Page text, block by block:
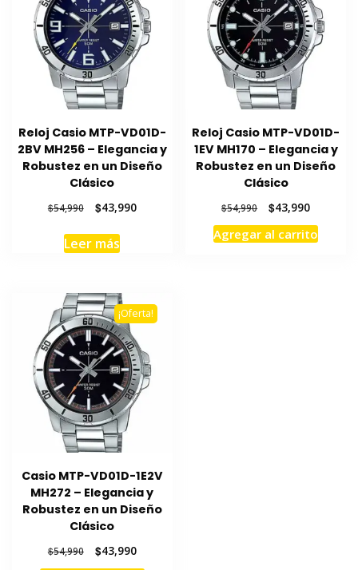
Reloj Casio MTP-VD01D-
2BV MH256 – Elegancia y
Robustez en un Diseño
Clásico
$54,990
original
era:
$43,990El
Leer más
Reloj Casio MTP-VD01D-
1EV MH170 – Elegancia y
Robustez en un Diseño
Clásico
$54,990
El
precio
original
$43,990El
precio
actual
Agregar al carrito
¡Oferta!
Casio MTP-VD01D-1E2V
MH272 – Elegancia y
Robustez en un Diseño
Clásico
$54,990
precio
$43,990El
precio